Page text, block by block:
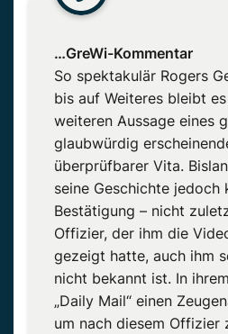
…GreWi-Kommentar
So spektakulär Rogers
bis auf Weiteres bleibt
weiteren Aussage eines
glaubwürdig
überprüfbarer Vita.
seine Geschichte jedoch
Bestätigung – nicht
Offizier, der ihm die
gezeigt hatte, auch ihm
nicht bekannt ist. In
„Daily Mail“ einen
um nach diesem Offizier